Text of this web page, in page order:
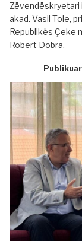
Zëvendëskryetari
akad. Vasil Tole,
Republikës Çeke
Robert Dobra.